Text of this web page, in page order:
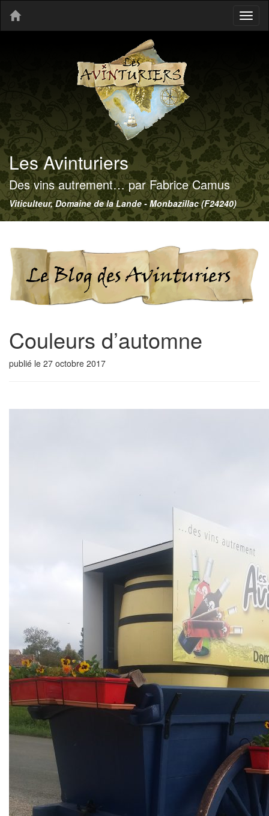
Les Avinturiers
Des vins autrement… par Fabrice Camus
Viticulteur, Domaine de la Lande - Monbazillac (F24240)
Couleurs d’automne
publié le 27 octobre 2017